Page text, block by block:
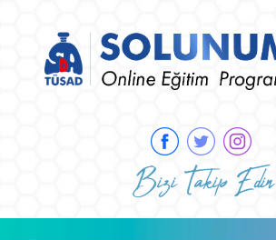
Bizi Takip Edin